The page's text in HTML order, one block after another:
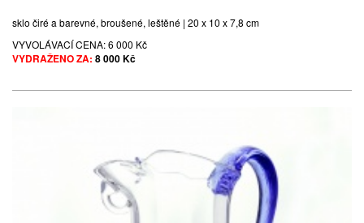
sklo čiré a barevné, broušené, leštěné | 20 x 10 x 7,8 cm
VYVOLÁVACÍ CENA:6 000 Kč
VYDRAŽENO ZA: 8 000 Kč